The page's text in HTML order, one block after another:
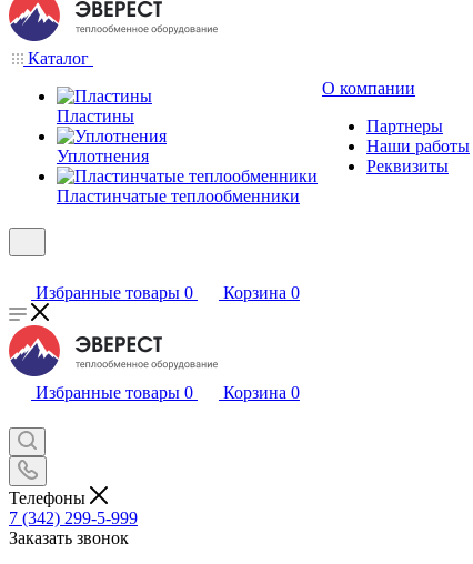
Каталог
Пластины
Уплотнения
Пластинчатые теплообменники
О компании
Партнеры
Наши работы
Реквизиты
Избранные товары 0 Корзина 0
Избранные товары 0 Корзина 0
Телефоны
7 (342) 299-5-999
Заказать звонок